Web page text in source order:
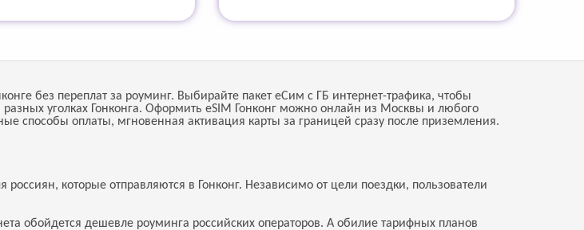
без переплат за роуминг. Выбирайте пакет еСим с ГБ интернет-трафика, чтобы
разных уголках Гонконга. Оформить eSIM Гонконг можно онлайн из Москвы и любого
способы оплаты, мгновенная активация карты за границей сразу после приземления.
которые отправляются в Гонконг. Независимо от цели поездки, пользователи
обойдется дешевле роуминга российских операторов. А обилие тарифных планов